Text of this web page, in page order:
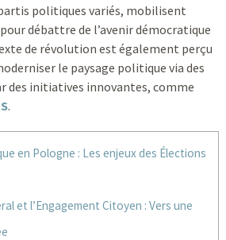
politiques variés, mobilisent
débattre de l’avenir démocratique
de révolution est également perçu
le paysage politique via des
des initiatives innovantes, comme
.
en Pologne : Les enjeux des Élections
et l’Engagement Citoyen : Vers une